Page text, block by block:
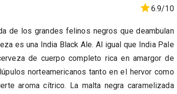
6.9/10
de los grandes felinos negros que deambulan
es una India Black Ale. Al igual que India Pale
de cuerpo completo rica en amargor de
norteamericanos tanto en el hervor como
aroma cítrico. La malta negra caramelizada